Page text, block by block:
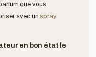
que vous
avec un spray
en bon état le